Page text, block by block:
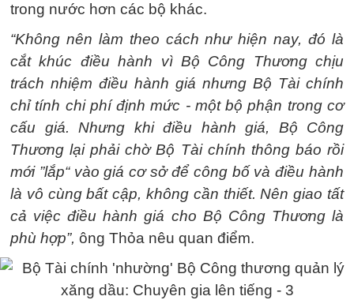
trong nước hơn các bộ khác.
“Không nên làm theo cách như hiện nay, đó là
cắt khúc điều hành vì Bộ Công Thương chịu
trách nhiệm điều hành giá nhưng Bộ Tài chính
chỉ tính chi phí định mức - một bộ phận trong cơ
cấu giá. Nhưng khi điều hành giá, Bộ Công
Thương lại phải chờ Bộ Tài chính thông báo rồi
mới ”lắp“ vào giá cơ sở để công bố và điều hành
là vô cùng bất cập, không cần thiết. Nên giao tất
cả việc điều hành giá cho Bộ Công Thương là
phù hợp”, ông Thỏa nêu quan điểm.